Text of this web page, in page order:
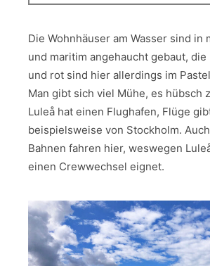
Die Wohnhäuser am Wasser sind in
und maritim angehaucht gebaut, die
und rot sind hier allerdings im
Man gibt sich viel Mühe, es hübsch
Luleå hat einen Flughafen, Flüge
beispielsweise von Stockholm.
Bahnen fahren hier, weswegen
einen Crewwechsel eignet.